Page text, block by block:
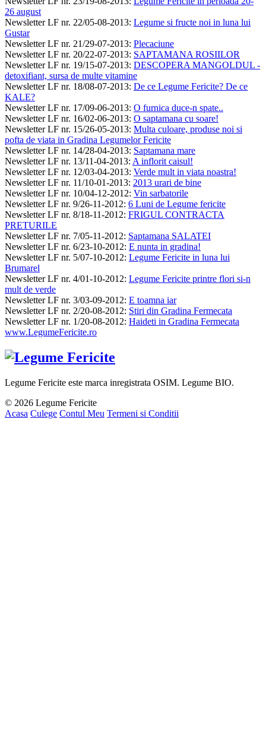
26 august
Newsletter LF nr. 22/05-08-2013: Legume si fructe noi in luna lui
Gustar
Newsletter LF nr. 21/29-07-2013: Plecaciune
Newsletter LF nr. 20/22-07-2013: SAPTAMANA ROSIILOR
Newsletter LF nr. 19/15-07-2013: DESCOPERA MANGOLDUL -
detoxifiant, sursa de multe vitamine
Newsletter LF nr. 18/08-07-2013: De ce Legume Fericite? De ce
KALE?
Newsletter LF nr. 17/09-06-2013: O furnica duce-n spate..
Newsletter LF nr. 16/02-06-2013: O saptamana cu soare!
Newsletter LF nr. 15/26-05-2013: Multa culoare, produse noi si
pofta de viata in Gradina Legumelor Fericite
Newsletter LF nr. 14/28-04-2013: Saptamana mare
Newsletter LF nr. 13/11-04-2013: A inflorit caisul!
Newsletter LF nr. 12/03-04-2013: Verde mult in viata noastra!
Newsletter LF nr. 11/10-01-2013: 2013 urari de bine
Newsletter LF nr. 10/04-12-2012: Vin sarbatorile
Newsletter LF nr. 9/26-11-2012: 6 Luni de Legume fericite
Newsletter LF nr. 8/18-11-2012: FRIGUL CONTRACTA
PRETURILE
Newsletter LF nr. 7/05-11-2012: Saptamana SALATEI
Newsletter LF nr. 6/23-10-2012: E nunta in gradina!
Newsletter LF nr. 5/07-10-2012: Legume Fericite in luna lui
Brumarel
Newsletter LF nr. 4/01-10-2012: Legume Fericite printre flori si-n
mult de verde
Newsletter LF nr. 3/03-09-2012: E toamna iar
Newsletter LF nr. 2/20-08-2012: Stiri din Gradina Fermecata
Newsletter LF nr. 1/20-08-2012: Haideti in Gradina Fermecata
www.LegumeFericite.ro
Legume Fericite este marca inregistrata OSIM. Legume BIO.
© 2026 Legume Fericite
Acasa Culege Contul Meu Termeni si Conditii